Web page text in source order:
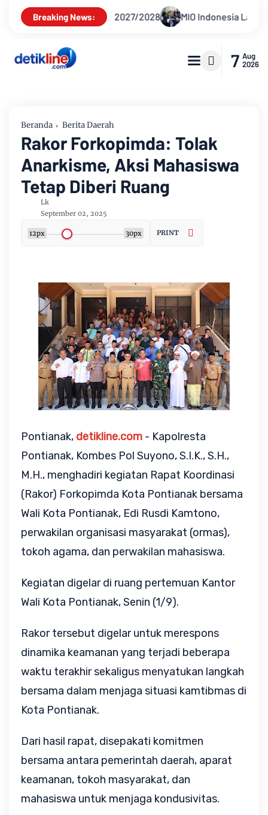
Breaking News:
2028 MIO Indonesia Laporkan Hotman Paris ke Polda
7 Aug
2026
Beranda Berita Daerah
Rakor Forkopimda: Tolak
Anarkisme, Aksi Mahasiswa
Tetap Diberi Ruang
Lk
September 02, 2025
12px 30px PRINT
Pontianak, detikline.com - Kapolresta
Pontianak, Kombes Pol Suyono, S.I.K., S.H.,
M.H., menghadiri kegiatan Rapat Koordinasi
(Rakor) Forkopimda Kota Pontianak bersama
Wali Kota Pontianak, Edi Rusdi Kamtono,
perwakilan organisasi masyarakat (ormas),
tokoh agama, dan perwakilan mahasiswa.
Kegiatan digelar di ruang pertemuan Kantor
Wali Kota Pontianak, Senin (1/9).
Rakor tersebut digelar untuk merespons
dinamika keamanan yang terjadi beberapa
waktu terakhir sekaligus menyatukan langkah
bersama dalam menjaga situasi kamtibmas di
Kota Pontianak.
Dari hasil rapat, disepakati komitmen
bersama antara pemerintah daerah, aparat
keamanan, tokoh masyarakat, dan
mahasiswa untuk menjaga kondusivitas.